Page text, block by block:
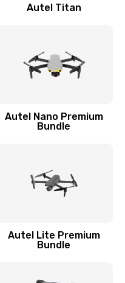
Autel Titan
Autel Nano Premium
Bundle
Autel Lite Premium
Bundle